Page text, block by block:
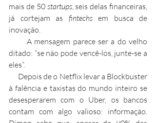
mais de 50 startups, seis delas financeiras,
já cortejam as fintechs em busca de
inovação.
       A mensagem parece ser a do velho
ditado: “se não pode vencê-los, junte-se a
eles”.
à falência e taxistas do mundo inteiro se
desesperarem com o Uber, os bancos
contam com algo valioso: informação.